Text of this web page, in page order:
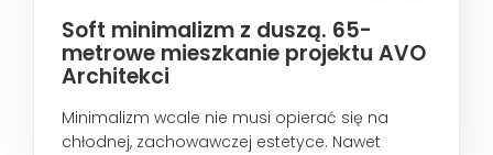
Soft minimalizm z duszą. 65-
metrowe mieszkanie projektu AVO
Architekci
Minimalizm wcale nie musi opierać się na
chłodnej, zachowawczej estetyce. Nawet